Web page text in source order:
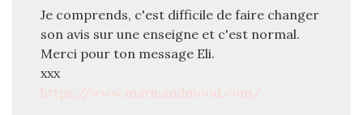
Je comprends, c'est difficile de faire changer
son avis sur une enseigne et c'est normal.
Merci pour ton message Eli.
xxx
https://www.marieandmood.com/